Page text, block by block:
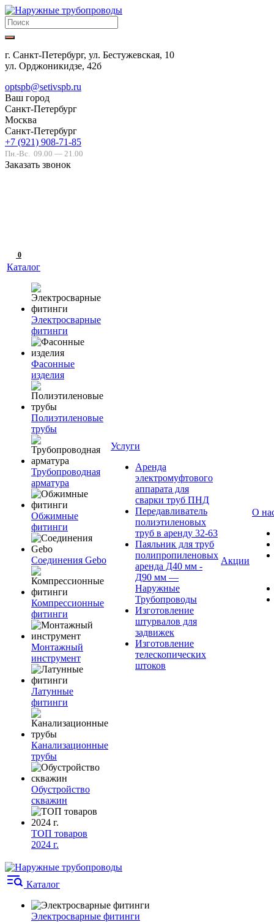
г. Санкт-Петербург, ул. Бестужевская, 10
ул. Орджоникидзе, 42б
optspb@setivspb.ru
Ваш город
Санкт-Петербург
Москва
Санкт-Петербург
+7 (921) 908-71-85
Пн.-Вс. 09.00 — 21.00
Заказать звонок
0
Каталог
Электросварные
фитинги
Фасонные
изделия
Полиэтиленовые
трубы
Трубопроводная
арматура
Обжимные
фитинги
Соединения Gebo
Компрессионные
фитинги
Монтажный
инструмент
Латунные
фитинги
Канализационные
трубы
Обустройство
скважин
ТОП товаров
2024 г.
Услуги
Аренда
электромуфтового
аппарата для
сварки труб ПНД
Передавливатель
полиэтиленовых
труб в аренду 32-63
Паяльник для труб
полипропиленовых
аренда Д40 мм -
Д90 мм —
Наружные
Трубопроводы
Изготовление
штурвалов для
задвижек
Изготовление
телескопических
штоков
Акции
О
Каталог
Электросварные фитинги